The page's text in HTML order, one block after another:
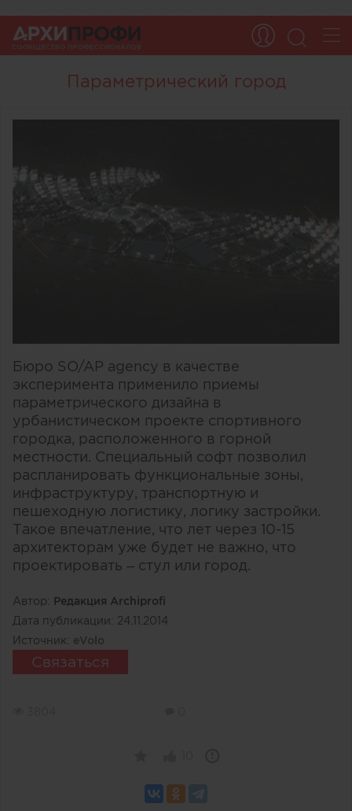
Параметрический город
Бюро SO/AP agency в качестве
эксперимента применило приемы
параметрического дизайна в
урбанистическом проекте спортивного
городка, расположенного в горной
местности. Специальный софт позволил
распланировать функциональные зоны,
инфраструктуру, транспортную и
пешеходную логистику, логику застройки.
Такое впечатление, что лет через 10-15
архитекторам уже будет не важно, что
проектировать – стул или город.
Автор: Редакция Archiprofi
Дата публикации: 24.11.2014
Источник: eVolo
Связаться